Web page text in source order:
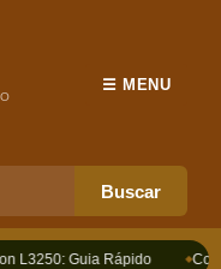
Buscar
☰ MENU
L3250: Guia Rápido